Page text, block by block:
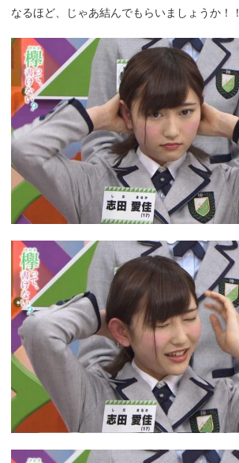
なるほど、じゃあ結んでもらいましょうか！！